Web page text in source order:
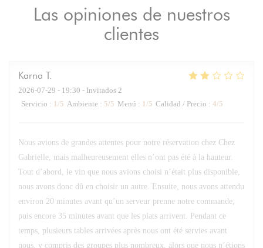
Las opiniones de nuestros
clientes
Karna T
2026-07-29 - 19:30 - Invitados 2
Servicio : 1/5 Ambiente : 5/5 Menú : 1/5 Calidad / Precio : 4/5
Nous avions de grandes attentes pour notre réservation chez Chez
Gabrielle, mais malheureusement elles n’ont pas été à la hauteur.
Tout d’abord, le vin que nous avions choisi n’était plus disponible,
nous avons donc dû en choisir un autre. Ensuite, nous avons attendu
environ 20 minutes avant qu’un serveur prenne notre commande,
puis encore 35 minutes avant que les plats arrivent. Pendant ce
temps, plusieurs tables arrivées après nous ont été servies avant
nous, y compris des groupes plus nombreux, alors que nous n’étions